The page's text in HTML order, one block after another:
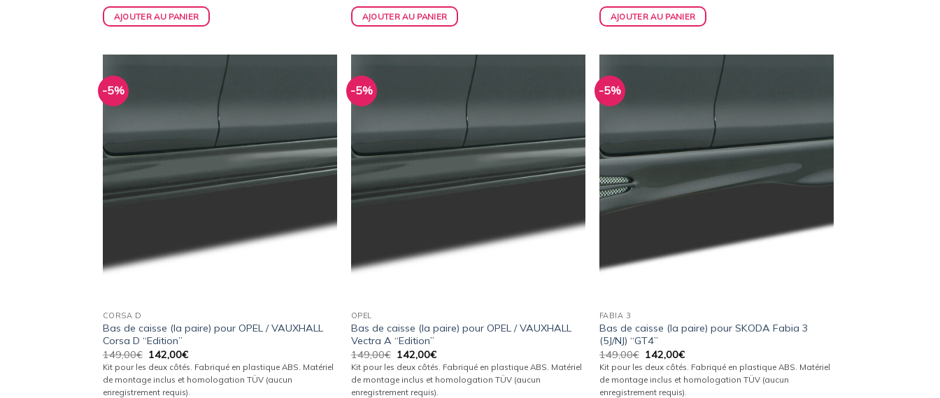
AJOUTER AU PANIER AJOUTER AU PANIER AJOUTER AU PANIER
-5%
CORSA D
Bas de caisse (la paire) pour OPEL / VAUXHALL
Corsa D “Edition”
149,00€ Le
prix
initial
était :
149,00€.
142,00€Le
prix
actuel
est :
142,00€.
Kit pour les deux côtés. Fabriqué en plastique ABS. Matériel
de montage inclus et homologation TÜV (aucun
enregistrement requis).
-5%
OPEL
Bas de caisse (la paire) pour OPEL / VAUXHALL
Vectra A “Edition”
149,00€ Le
prix
initial
était :
149,00€.
142,00€Le
prix
actuel
est :
142,00€.
Kit pour les deux côtés. Fabriqué en plastique ABS. Matériel
de montage inclus et homologation TÜV (aucun
enregistrement requis).
-5%
FABIA 3
Bas de caisse (la paire) pour SKODA Fabia 3
(5J/NJ) “GT4”
149,00€ Le
prix
initial
était :
149,00€.
142,00€Le
prix
actuel
est :
142,00€.
Kit pour les deux côtés. Fabriqué en plastique ABS. Matériel
de montage inclus et homologation TÜV (aucun
enregistrement requis).